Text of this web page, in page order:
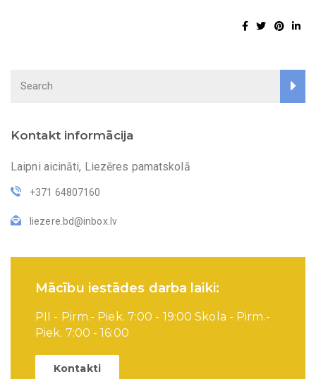
Kontakt informācija
Laipni aicināti, Liezēres pamatskolā
+371 64807160
liezere.bd@inbox.lv
Mācību iestādes darba laiki:
PII - Pirm.- Piek. 7:00 - 19:00 Skola - Pirm.-
Piek. 7:00 - 16:00
Kontakti